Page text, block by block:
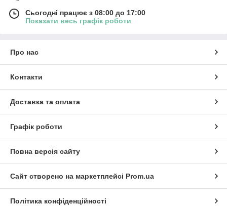
Сьогодні працює з 08:00 до 17:00
Показати весь графік роботи
Про нас
Контакти
Доставка та оплата
Графік роботи
Повна версія сайту
Сайт створено на маркетплейсі Prom.ua
Політика конфіденційності